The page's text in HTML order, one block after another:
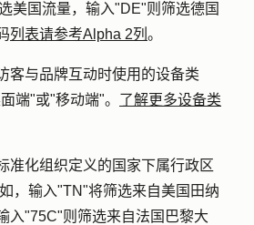
美国流量，输入"DE"则筛选德国
列表请参考Alpha 2列 。
客与品牌互动时使用的设备类
端"或"移动端"。 了解更多设备类
准化组织定义的国家下属行政区
，输入"TN"将筛选来自美国田纳
入"75C"则筛选来自法国巴黎大